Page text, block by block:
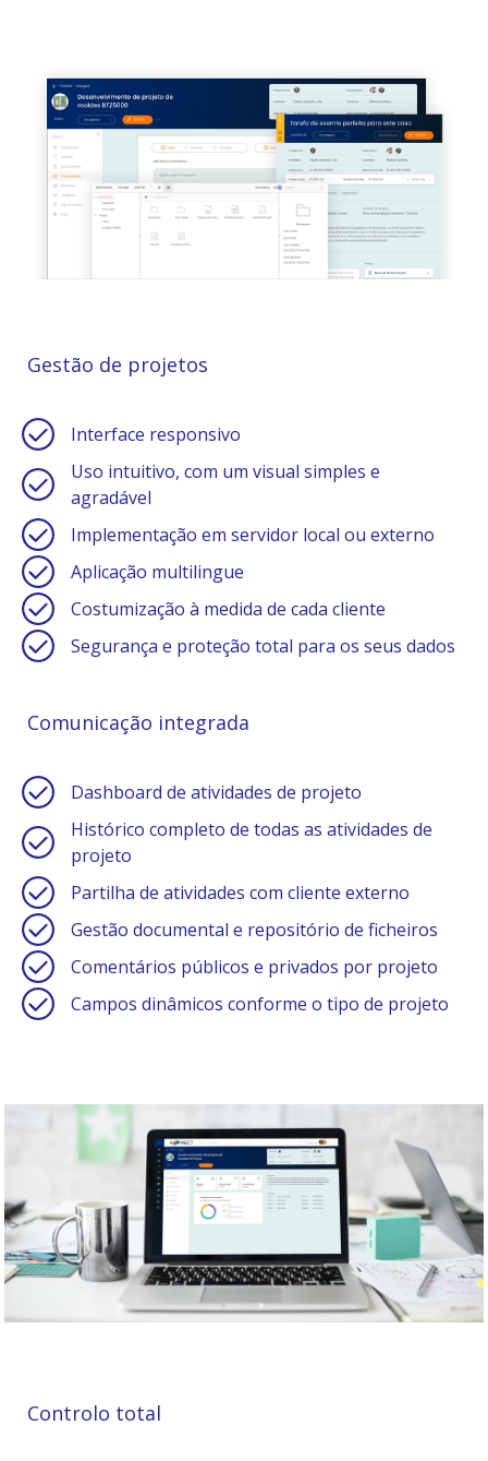
Gestão de projetos
Interface responsivo
Uso intuitivo, com um visual simples e
agradável
Implementação em servidor local ou externo
Aplicação multilingue
Costumização à medida de cada cliente
Segurança e proteção total para os seus dados
Comunicação integrada
Dashboard de atividades de projeto
Histórico completo de todas as atividades de
projeto
Partilha de atividades com cliente externo
Gestão documental e repositório de ficheiros
Comentários públicos e privados por projeto
Campos dinâmicos conforme o tipo de projeto
Controlo total